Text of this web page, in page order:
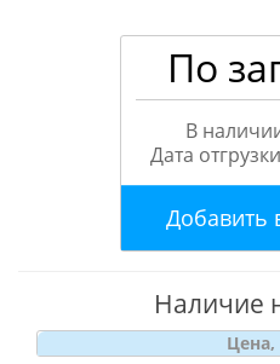
По
В
Дата
Добавить
Наличие
Цена,